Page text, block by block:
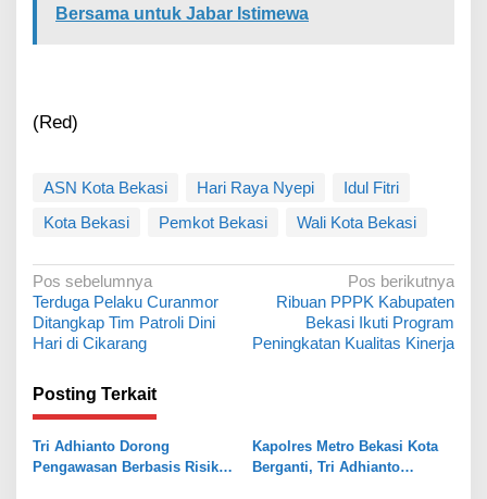
Bersama untuk Jabar Istimewa
(Red)
ASN Kota Bekasi Hari Raya Nyepi
Idul Fitri
Kota Bekasi
Pemkot Bekasi Wali Kota Bekasi
N
a
v
g
a
s
Pos sebelumnya
Terduga Pelaku Curanmor
Ditangkap Tim Patroli Dini
Hari di Cikarang
Pos berikutnya
Ribuan PPPK Kabupaten
Bekasi Ikuti Program
Peningkatan Kualitas Kinerja
Posting Terkait
Tri Adhianto Dorong
Pengawasan Berbasis Risiko,
Kapolres Metro Bekasi Kota
Berganti, Tri Adhianto